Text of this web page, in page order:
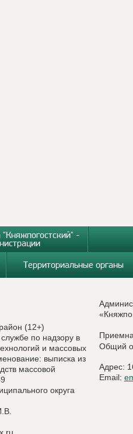
"Княжпогостский" -
Территориальные органы
(12+)
по надзору в
и массовых
выписка из
массовой
округа
Общий
Адрес:
Email: